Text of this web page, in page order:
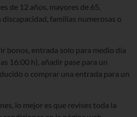
de 12 años, mayores de 65,
familias numerosas o
bonos, entrada solo para medio día
16:00 h), añadir pase para un
o comprar una entrada para un
lo mejor es que revises toda la